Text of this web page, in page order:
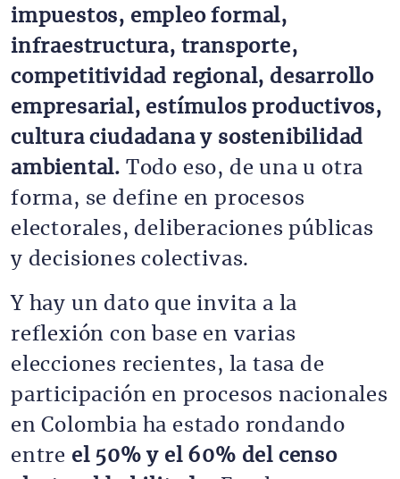
impuestos, empleo formal,
infraestructura, transporte,
competitividad regional, desarrollo
empresarial, estímulos productivos,
cultura ciudadana y sostenibilidad
ambiental. Todo eso, de una u otra
forma, se define en procesos
electorales, deliberaciones públicas
y decisiones colectivas.
Y hay un dato que invita a la
reflexión con base en varias
elecciones recientes, la tasa de
participación en procesos nacionales
en Colombia ha estado rondando
entre el 50% y el 60% del censo